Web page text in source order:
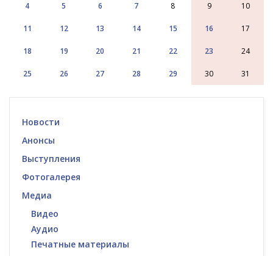
4 5 6 7 8 9 10
11 12 13 14 15 16 17
18 19 20 21 22 23 24
25 26 27 28 29 30 31
Новости
Анонсы
Выступления
Фотогалерея
Медиа
Видео
Аудио
Печатные материалы